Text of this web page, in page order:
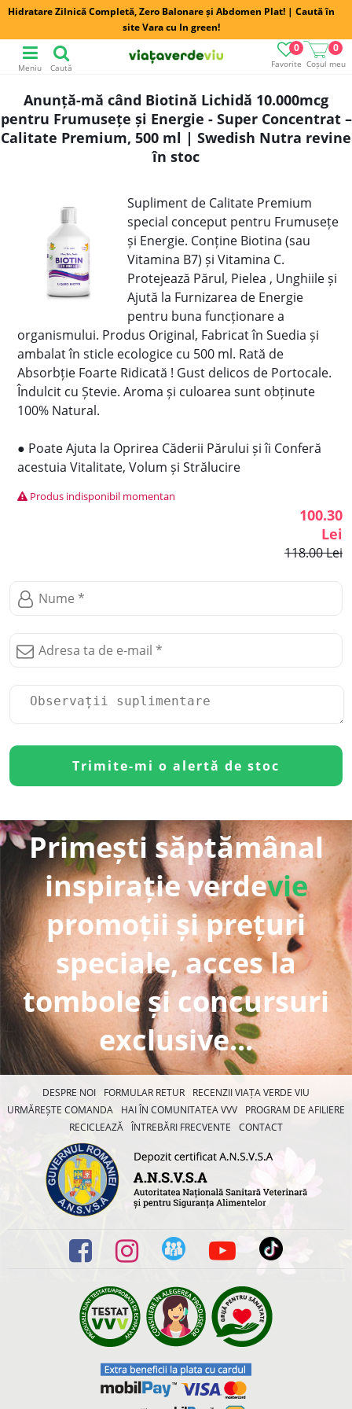
Hidratare Zilnică Completă, Zero Balonare și Abdomen Plat! | Caută în
site Vara cu In green!
Favorite
0
Coșul meu
0
Meniu Caută
Anunță-mă când Biotină Lichidă 10.000mcg
pentru Frumusețe și Energie - Super Concentrat –
Calitate Premium, 500 ml | Swedish Nutra revine
în stoc
Supliment de Calitate Premium
special conceput pentru Frumusețe
și Energie. Conține Biotina (sau
Vitamina B7) și Vitamina C.
Protejează Părul, Pielea , Unghiile și
Ajută la Furnizarea de Energie
pentru buna funcționare a
organismului. Produs Original, Fabricat în Suedia și
ambalat în sticle ecologice cu 500 ml. Rată de
Absorbție Foarte Ridicată ! Gust delicos de Portocale.
Îndulcit cu Ștevie. Aroma și culoarea sunt obținute
100% Natural.
● Poate Ajuta la Oprirea Căderii Părului și îi Conferă
acestuia Vitalitate, Volum și Strălucire
Produs indisponibil momentan
100.30
Lei
118.00 Lei
Primești săptămânal
inspirație verdevie
promoții și prețuri
speciale, acces la
tombole și concursuri
exclusive...
DESPRE NOI FORMULAR RETUR
RECENZII VIAȚA VERDE VIU
URMĂREȘTE COMANDA
HAI ÎN COMUNITATEA VVV
PROGRAM DE AFILIERE
RECICLEAZĂ ÎNTREBĂRI FRECVENTE CONTACT